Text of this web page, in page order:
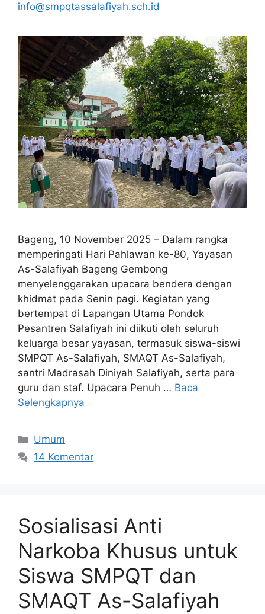
info@smpqtassalafiyah.sch.id
Bageng, 10 November 2025 – Dalam rangka
memperingati Hari Pahlawan ke-80, Yayasan
As-Salafiyah Bageng Gembong
menyelenggarakan upacara bendera dengan
khidmat pada Senin pagi. Kegiatan yang
bertempat di Lapangan Utama Pondok
Pesantren Salafiyah ini diikuti oleh seluruh
keluarga besar yayasan, termasuk siswa-siswi
SMPQT As-Salafiyah, SMAQT As-Salafiyah,
santri Madrasah Diniyah Salafiyah, serta para
guru dan staf. Upacara Penuh … Baca
Selengkapnya
Umum
14 Komentar
Sosialisasi Anti
Narkoba Khusus untuk
Siswa SMPQT dan
SMAQT As-Salafiyah